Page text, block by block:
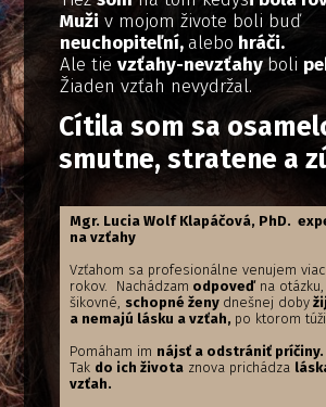
Muži v mojom živote boli buď
neuchopiteľní, alebo hráči.
Ale tie vzťahy-nevzťahy boli
Žiaden vzťah nevydržal.
Cítila som sa
smutne, stratene a
Mgr. Lucia Wolf Klapáčová, PhD.
na vzťahy
Vzťahom sa profesionálne venujem viac
rokov. Nachádzam odpoveďna otázku,
šikovné, schopné ženy dnešnej doby
a nemajú lásku a vzťah, po ktorom
Pomáham im nájsť a odstrániť príčiny.
Tak do ich životaznova prichádza
vzťah.